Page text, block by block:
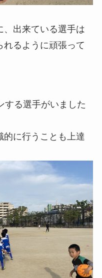
、出来ている選手は
れるように頑張って
する選手がいました
に行うことも上達